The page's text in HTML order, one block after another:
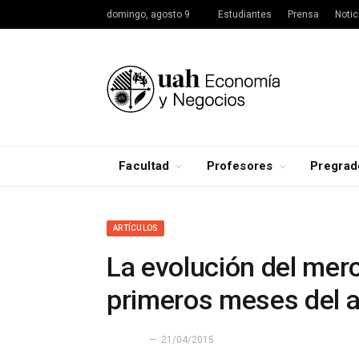
domingo, agosto 9 Estudiantes Prensa
Facultad Profesores
ARTÍCULOS
La evolución del
primeros meses del
21/04/2015